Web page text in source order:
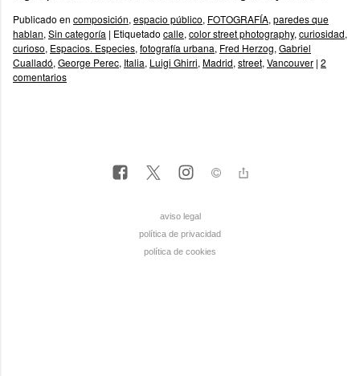
Publicado en composición, espacio público, FOTOGRAFÍA, paredes que
hablan, Sin categoría | Etiquetado calle, color street photography, curiosidad,
curioso, Espacios. Especies, fotografía urbana, Fred Herzog, Gabriel
Cualladó, George Perec, Italia, Luigi Ghirri, Madrid, street, Vancouver | 2
comentarios
aviso legal
política de privacidad
política de cookies